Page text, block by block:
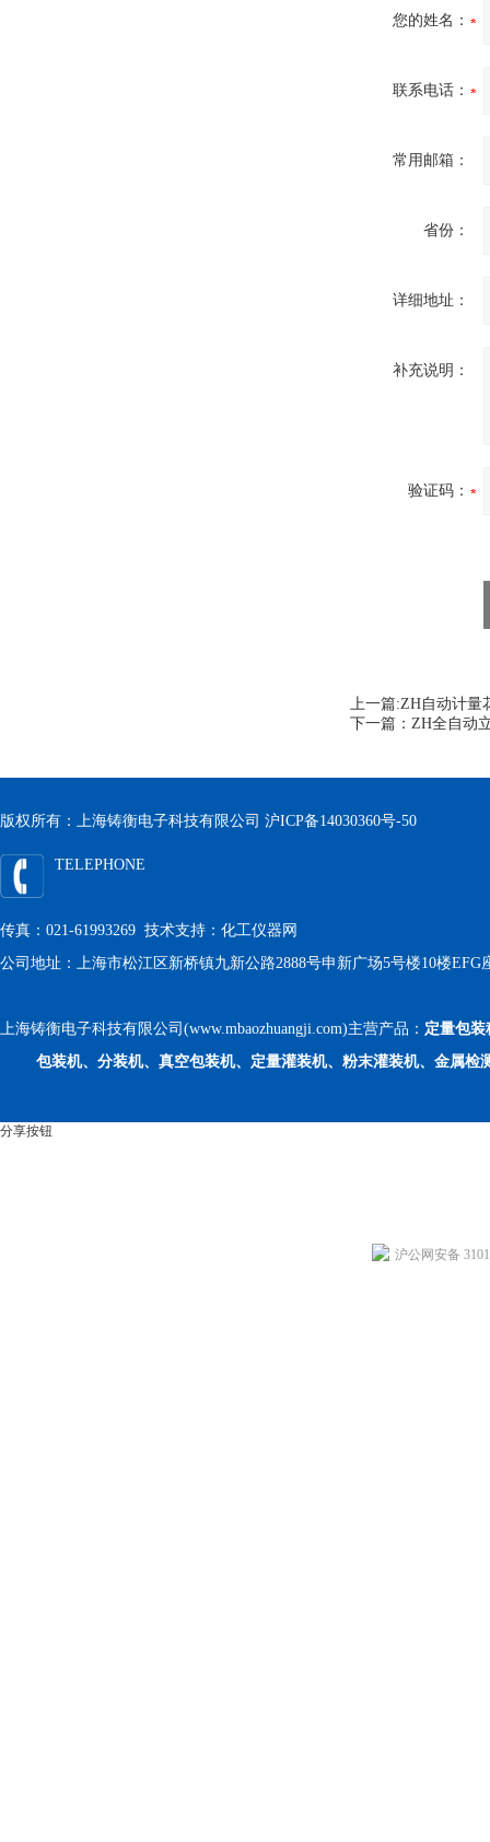
您的姓名：
联系电话：
常用邮箱：
省份：
详细地址：
补充说明：
验证码：
上一篇:ZH自动计量
下一篇： ZH全自动
版权所有：上海铸衡电子科技有限公司 沪ICP备14030360号-50
TELEPHONE
传真：021-61993269 技术支持： 化工仪器网
公司地址：上海市松江区新桥镇九新公路2888号申新广场5号楼10楼EFG
上海铸衡电子科技有限公司(www.mbaozhuangji.com)主营产品： 定量包装
包装机、分装机、真空包装机、定量灌装机、粉末灌装机、金属检
分享按钮
沪公网安备